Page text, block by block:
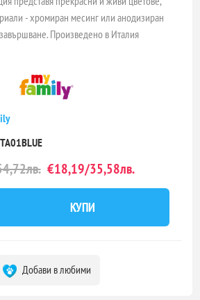
- хромиран месинг или анодизиран
Произведено в Италия
€18,19/35,58лв.
КУПИ
Добави в любими